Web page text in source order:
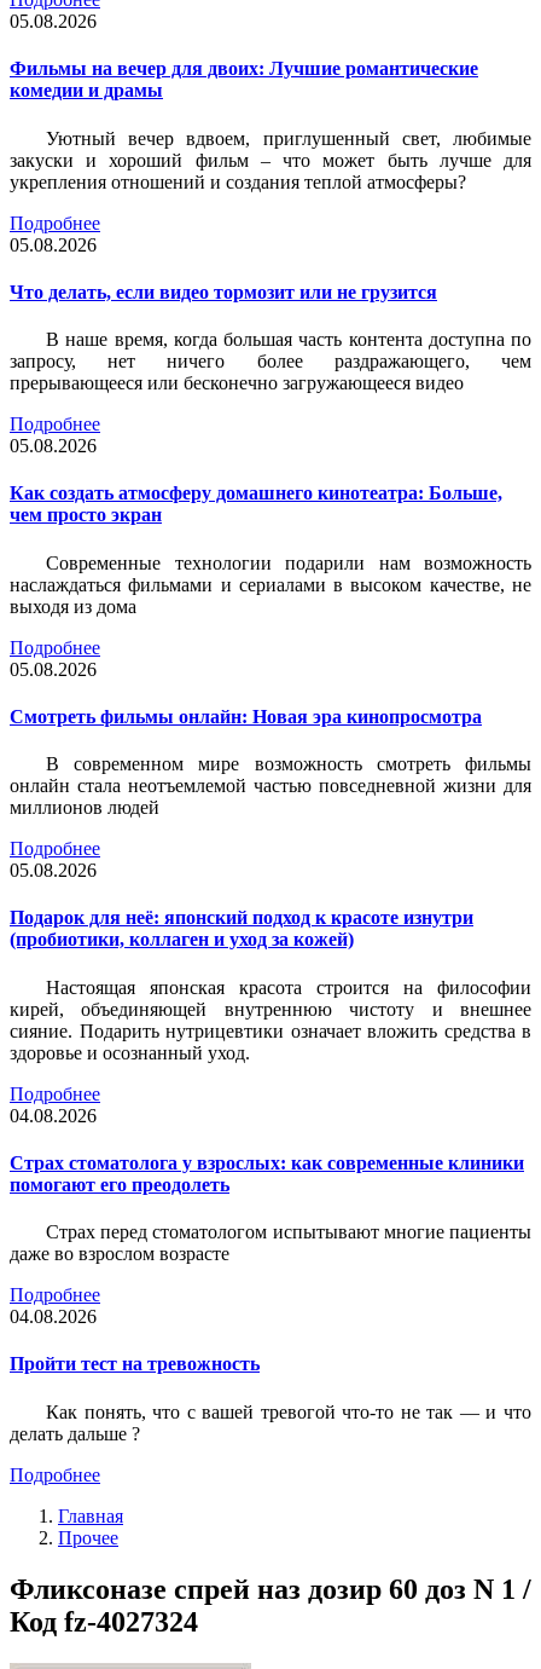
05.08.2026
Фильмы на вечер для двоих: Лучшие романтические
комедии и драмы
Уютный вечер вдвоем, приглушенный свет, любимые
закуски и хороший фильм – что может быть лучше для
укрепления отношений и создания теплой атмосферы?
Подробнее
05.08.2026
Что делать, если видео тормозит или не грузится
В наше время, когда большая часть контента доступна по
запросу, нет ничего более раздражающего, чем
прерывающееся или бесконечно загружающееся видео
Подробнее
05.08.2026
Как создать атмосферу домашнего кинотеатра: Больше,
чем просто экран
Современные технологии подарили нам возможность
наслаждаться фильмами и сериалами в высоком качестве, не
выходя из дома
Подробнее
05.08.2026
Смотреть фильмы онлайн: Новая эра кинопросмотра
В современном мире возможность смотреть фильмы
онлайн стала неотъемлемой частью повседневной жизни для
миллионов людей
Подробнее
05.08.2026
Подарок для неё: японский подход к красоте изнутри
(пробиотики, коллаген и уход за кожей)
Настоящая японская красота строится на философии
кирей, объединяющей внутреннюю чистоту и внешнее
сияние. Подарить нутрицевтики означает вложить средства в
здоровье и осознанный уход.
Подробнее
04.08.2026
Страх стоматолога у взрослых: как современные клиники
помогают его преодолеть
Страх перед стоматологом испытывают многие пациенты
даже во взрослом возрасте
Подробнее
04.08.2026
Пройти тест на тревожность
Как понять, что с вашей тревогой что-то не так — и что
делать дальше ?
Подробнее
Главная
Прочее
Фликсоназе спрей наз дозир 60 доз N 1 /
Код fz-4027324